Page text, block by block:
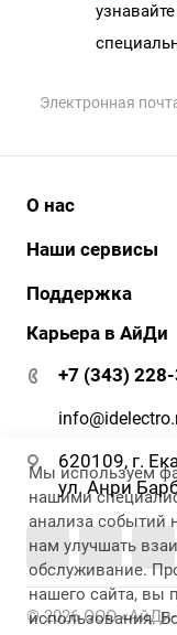
О нас
История
Сертификаты
АйДи-тур
Реквизиты
Наши сервисы
АйДи бизнес
АйДи-тур
ЭДО
Поддержка
Документация и ПО
Гарантия и сервис
Карьера в АйДи
+7 (343)
620109, г.
ул. Анри
© 2026 ООО «АйДи-
Мы используем
нашими
анализа событий
нам улучшать
обслуживание.
нашего сайта, вы
использования.